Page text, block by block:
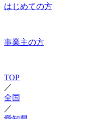
はじめての方
事業主の方
TOP
／
全国
／